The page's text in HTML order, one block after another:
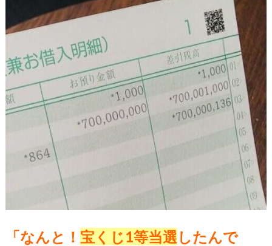
「なんと！ 宝くじ1等当選 したんで